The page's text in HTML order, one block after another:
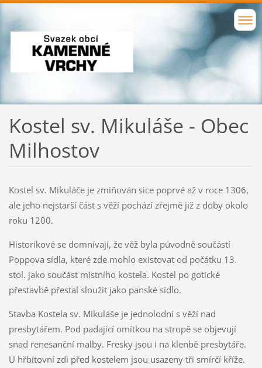
Kostel sv. Mikuláše - Obec
Milhostov
Kostel sv. Mikuláče je zmiňován sice poprvé až v roce 1306,
ale jeho nejstarší část s věží pochází zřejmě již z doby okolo
roku 1200.
Historikové se domnívají, že věž byla původně součástí
Poppova sídla, které zde mohlo existovat od počátku 13.
stol. jako součást místního kostela. Kostel po gotické
přestavbě přestal sloužit jako panské sídlo.
Stavba Kostela sv. Mikuláše je jednolodní s věží nad
presbytářem. Pod padající omítkou na stropě se objevují
snad renesanční malby. Fresky jsou i na klenbě presbytáře.
U hřbitovní zdi před kostelem jsou usazeny tři smírčí kříže.